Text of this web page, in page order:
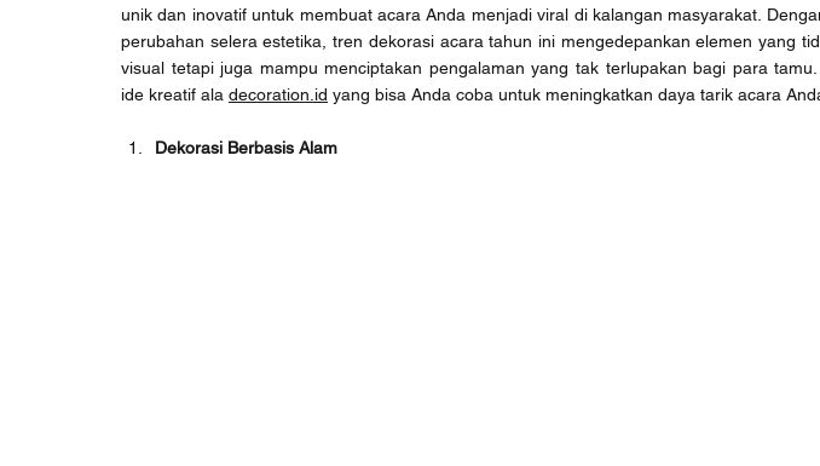
unik dan inovatif untuk membuat acara Anda menjadi viral di kalangan masyarakat.
perubahan selera estetika, tren dekorasi acara tahun ini mengedepankan elemen yang
visual tetapi juga mampu menciptakan pengalaman yang tak terlupakan bagi para
ide kreatif ala decoration.id yang bisa Anda coba untuk meningkatkan daya tarik acara
Dekorasi Berbasis Alam